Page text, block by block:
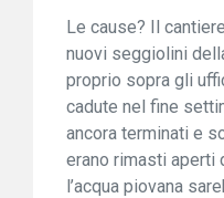
Le cause? Il
nuovi seggiolini
proprio sopra gli
cadute nel fine
ancora terminati e
erano rimasti aperti
l’acqua piovana